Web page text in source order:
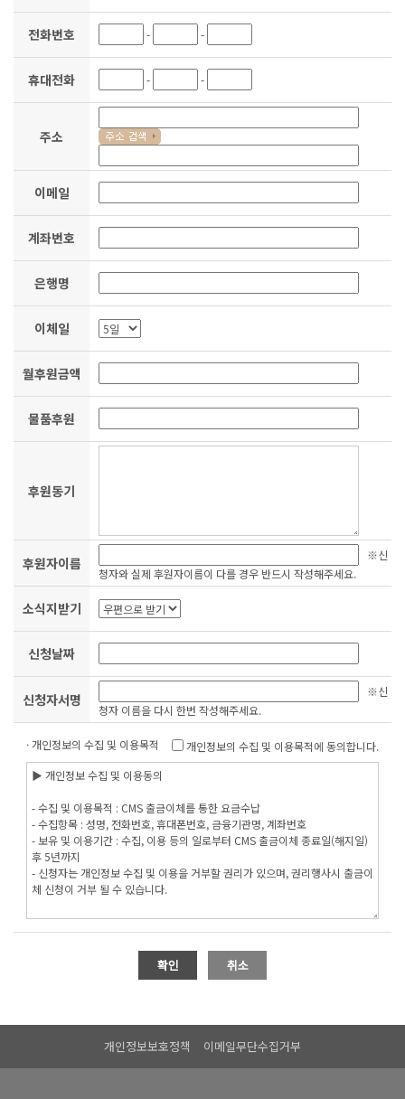
전화번호 - -
휴대전화 - -
주소
이메일
계좌번호
은행명
이체일
월후원금액
물품후원
후원동기
후원자이름
※신
청자와 실제 후원자이름이 다를 경우 반드시 작성해주세요.
소식지받기
신청날짜
신청자서명
※신
청자 이름을 다시 한번 작성해주세요.
· 개인정보의 수집 및 이용목적 개인정보의 수집 및 이용목적에 동의합니다.
개인정보보호정책 이메일무단수집거부